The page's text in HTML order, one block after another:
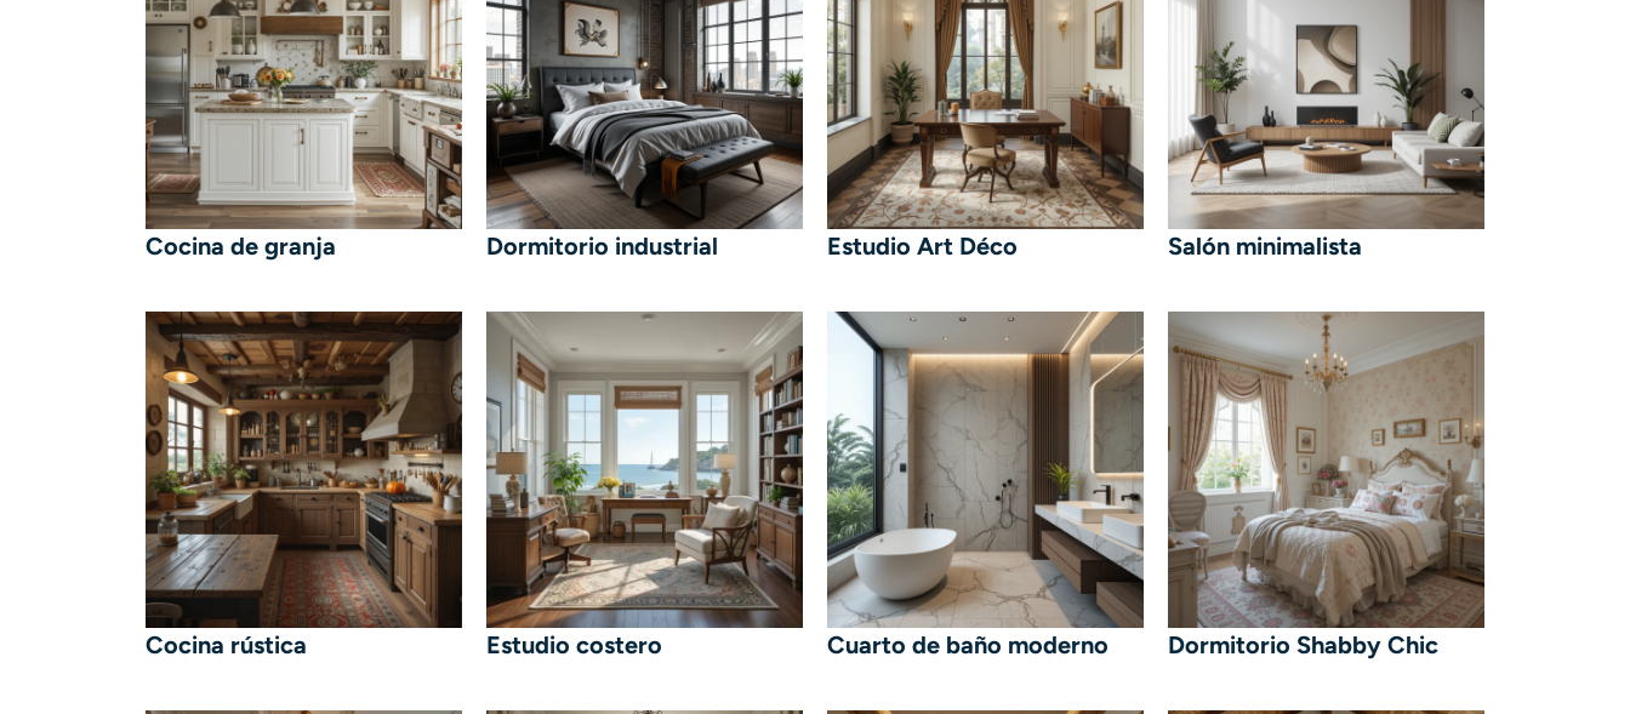
Cocina de granja Dormitorio industrial Estudio Art Déco Salón minimalista
Cocina rústica Estudio costero Cuarto de baño moderno Dormitorio Shabby Chic